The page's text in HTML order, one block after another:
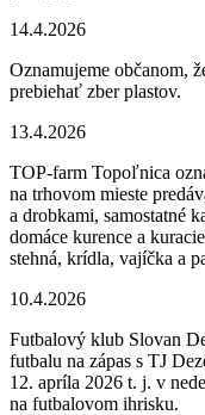
14.4.2026
Oznamujeme občanom,
prebiehať zber plastov.
13.4.2026
TOP-farm Topoľnica
na trhovom mieste
a drobkami, samostatné
domáce kurence a
stehná, krídla, vajíčka a
10.4.2026
Futbalový klub Slovan
futbalu na zápas s TJ
12. apríla 2026 t. j. v
na futbalovom ihrisku.